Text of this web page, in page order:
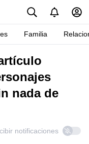
Familia
nada de
notificaciones